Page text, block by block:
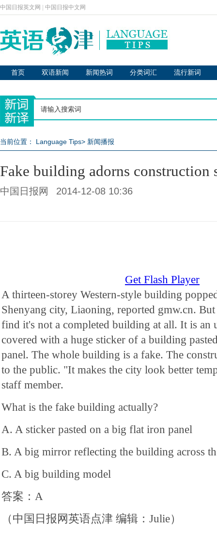
中国日报英文网 中国日报中文网
首页 双语新闻 新闻热词 分类词汇 流行新词
当前位置： Language Tips> 新闻播报
Fake building adorns construction
中国日报网 2014-12-08 10:36
Get Flash Player
A thirteen-storey Western-style building
Shenyang city, Liaoning, reported gmw.cn.
find it's not a completed building at all. It is an
covered with a huge sticker of a building
panel. The whole building is a fake. The
to the public. "It makes the city look better
staff member.
What is the fake building actually?
A. A sticker pasted on a big flat iron panel
B. A big mirror reflecting the building across
C. A big building model
答案：A
（中国日报网英语点津 编辑：Julie）